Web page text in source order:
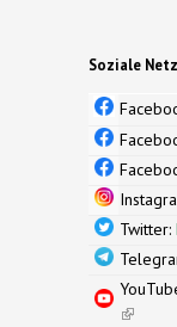
Soziale
Twitter:
(link is